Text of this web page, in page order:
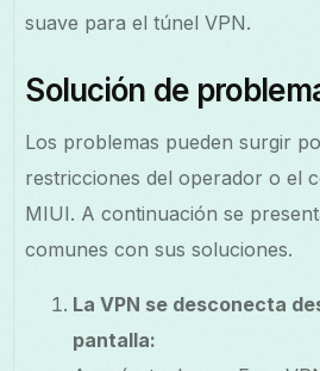
suave para el túnel VPN.
Solución de
Los problemas pueden surgir
restricciones del operador o el
MIUI. A continuación se
comunes con sus soluciones.
La VPN se desconecta
pantalla: